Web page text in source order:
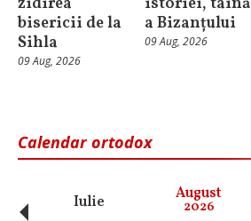
bisericii de la
Sihla
09 Aug, 2026
a Bizanțului
09 Aug, 2026
Calendar ortodox
Iulie August
2026